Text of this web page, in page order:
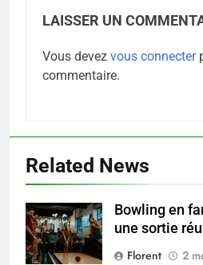
LAISSER UN
Vous devez vous connecter
commentaire.
Related News
Bowling en
une sortie
Florent
2
5
Infection
tout ce